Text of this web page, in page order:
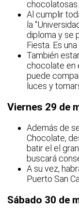
chocolatosas.
Al cumplir
la
diploma y se
Fiesta. Es
También
chocolate en
puede
luces y
Viernes 29 de
Además de
Chocolate,
batir el el
buscará
A su vez,
Puerto San
Sábado 30 de